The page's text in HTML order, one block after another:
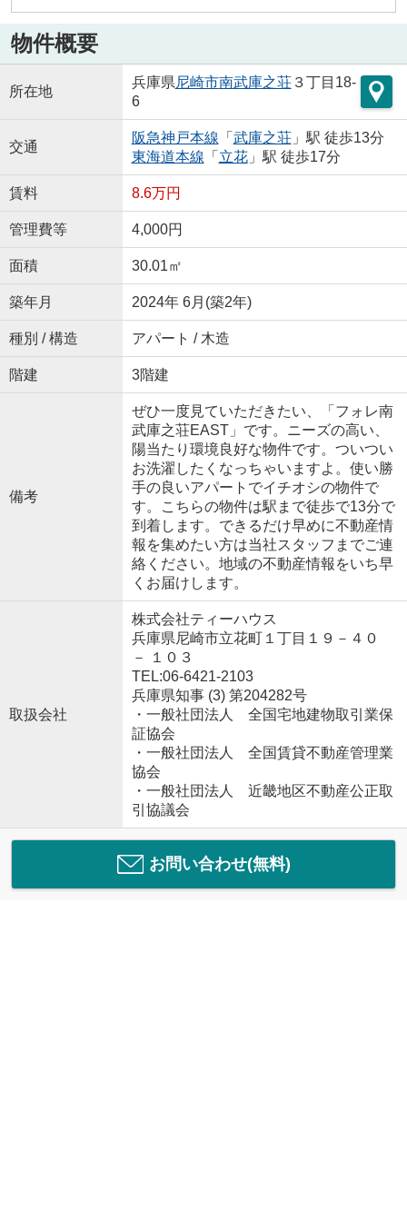
物件概要
所在地
兵庫県尼崎市南武庫之荘３丁目18-
6
交通
阪急神戸本線 「 武庫之荘」駅 徒歩13分
東海道本線 「 立花」駅 徒歩17分
賃料 8.6万円
管理費等 4,000円
面積 30.01㎡
築年月 2024年 6月(築2年)
種別 / 構造 アパート / 木造
階建 3階建
備考
ぜひ一度見ていただきたい、「フォレ南
武庫之荘EAST」です。ニーズの高い、
陽当たり環境良好な物件です。ついつい
お洗濯したくなっちゃいますよ。使い勝
手の良いアパートでイチオシの物件で
す。こちらの物件は駅まで徒歩で13分で
到着します。できるだけ早めに不動産情
報を集めたい方は当社スタッフまでご連
絡ください。地域の不動産情報をいち早
くお届けします。
取扱会社
株式会社ティーハウス
兵庫県尼崎市立花町１丁目１９－４０
－ １０３
TEL:06-6421-2103
兵庫県知事 (3) 第204282号
・一般社団法人 全国宅地建物取引業保
証協会
・一般社団法人 全国賃貸不動産管理業
協会
・一般社団法人 近畿地区不動産公正取
引協議会
お問い合わせ(無料)